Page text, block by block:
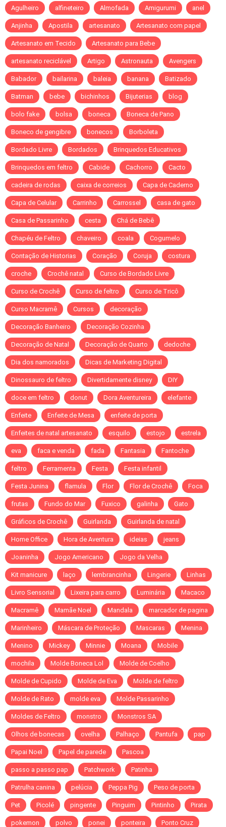
Agulheiro alfineteiro Almofada Amigurumi anel
Anjinha Apostila artesanato Artesanato com papel
Artesanato em Tecido Artesanato para Bebe
artesanato reciclável Artigo Astronauta Avengers
Babador bailarina baleia banana Batizado
Batman bebe bichinhos Bijuterias blog
bolo fake bolsa boneca Boneca de Pano
Boneco de gengibre bonecos Borboleta
Bordado Livre Bordados Brinquedos Educativos
Brinquedos em feltro Cabide Cachorro Cacto
cadeira de rodas caixa de correios Capa de Caderno
Capa de Celular Carrinho Carrossel casa de gato
Casa de Passarinho cesta Chá de Bebê
Chapéu de Feltro chaveiro coala Cogumelo
Contação de Historias Coração Coruja costura
croche Crochê natal Curso de Bordado Livre
Curso de Crochê Curso de feltro Curso de Tricô
Curso Macramê Cursos decoração
Decoração Banheiro Decoração Cozinha
Decoração de Natal Decoração de Quarto dedoche
Dia dos namorados Dicas de Marketing Digital
Dinossauro de feltro Divertidamente disney DIY
doce em feltro donut Dora Aventureira elefante
Enfeite Enfeite de Mesa enfeite de porta
Enfeites de natal artesanato esquilo estojo estrela
eva faca e venda fada Fantasia Fantoche
feltro Ferramenta Festa Festa infantil
Festa Junina flamula Flor Flor de Crochê Foca
frutas Fundo do Mar Fuxico galinha Gato
Gráficos de Crochê Guirlanda Guirlanda de natal
Home Office Hora de Aventura ideias jeans
Joaninha Jogo Americano Jogo da Velha
Kit manicure laço lembrancinha Lingerie Linhas
Livro Sensorial Lixeira para carro Luminária Macaco
Macramê Mamãe Noel Mandala marcador de pagina
Marinheiro Máscara de Proteção Mascaras Menina
Menino Mickey Minnie Moana Mobile
mochila Molde Boneca Lol Molde de Coelho
Molde de Cupido Molde de Eva Molde de feltro
Molde de Rato molde eva Molde Passarinho
Moldes de Feltro monstro Monstros SA
Olhos de bonecas ovelha Palhaço Pantufa pap
Papai Noel Papel de parede Pascoa
passo a passo pap Patchwork Patinha
Patrulha canina pelúcia Peppa Pig Peso de porta
Pet Picolé pingente Pinguim Pintinho Pirata
pokemon polvo ponei ponteira Ponto Cruz